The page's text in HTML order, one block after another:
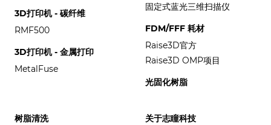
3D打印机 - 碳纤维
RMF500
3D打印机 - 金属打印
MetalFuse
固定式蓝光三维扫描仪
FDM/FFF 耗材
Raise3D官方
Raise3D OMP项目
光固化树脂
树脂清洗
关于志瞳科技